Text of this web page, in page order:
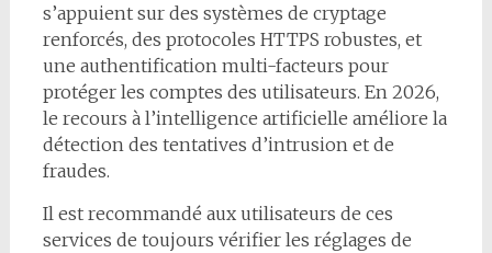
s’appuient sur des systèmes de cryptage
renforcés, des protocoles HTTPS robustes, et
une authentification multi-facteurs pour
protéger les comptes des utilisateurs. En 2026,
le recours à l’intelligence artificielle améliore la
détection des tentatives d’intrusion et de
fraudes.
Il est recommandé aux utilisateurs de ces
services de toujours vérifier les réglages de